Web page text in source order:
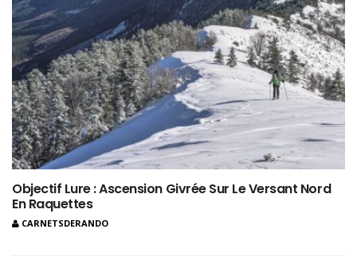
Objectif Lure : Ascension Givrée Sur Le Versant Nord
En Raquettes
CARNETSDERANDO